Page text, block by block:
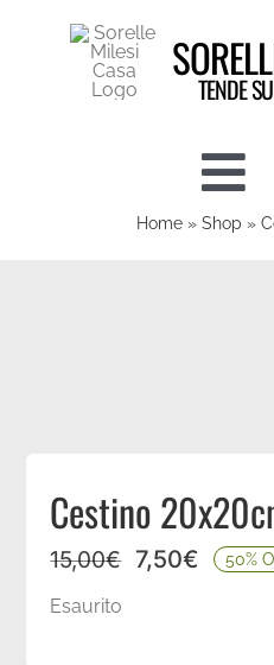
TENDE
Shop
Home » Shop »
Cestino
15,00€
Il
prezzo
7,50€
Il
prezzo
50%
Esaurito